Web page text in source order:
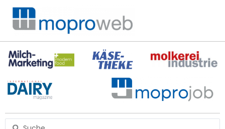
Zum
Inhalt
springen
Search